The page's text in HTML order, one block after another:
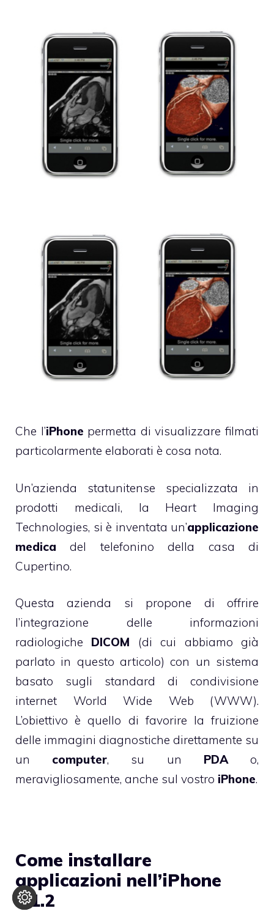
Che l’iPhone permetta di visualizzare filmati
particolarmente elaborati è cosa nota.
Un’azienda statunitense specializzata in
prodotti medicali, la Heart Imaging
Technologies, si è inventata un’applicazione
medica del telefonino della casa di
Cupertino.
Questa azienda si propone di offrire
l’integrazione delle informazioni
radiologiche DICOM (di cui abbiamo già
parlato in questo articolo) con un sistema
basato sugli standard di condivisione
internet World Wide Web (WWW).
L’obiettivo è quello di favorire la fruizione
delle immagini diagnostiche direttamente su
un computer, su un PDAo,
meravigliosamente, anche sul vostro iPhone.
Come installare
applicazioni nell’iPhone
1.1.2